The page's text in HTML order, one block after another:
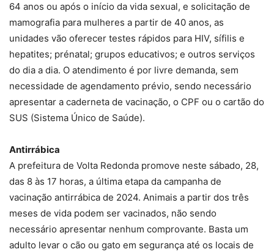
64 anos ou após o início da vida sexual, e solicitação de
mamografia para mulheres a partir de 40 anos, as
unidades vão oferecer testes rápidos para HIV, sífilis e
hepatites; prénatal; grupos educativos; e outros serviços
do dia a dia. O atendimento é por livre demanda, sem
necessidade de agendamento prévio, sendo necessário
apresentar a caderneta de vacinação, o CPF ou o cartão do
SUS (Sistema Único de Saúde).
Antirrábica
A prefeitura de Volta Redonda promove neste sábado, 28,
das 8 às 17 horas, a última etapa da campanha de
vacinação antirrábica de 2024. Animais a partir dos três
meses de vida podem ser vacinados, não sendo
necessário apresentar nenhum comprovante. Basta um
adulto levar o cão ou gato em segurança até os locais de